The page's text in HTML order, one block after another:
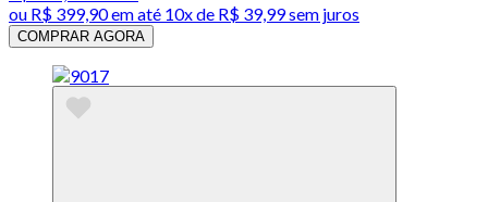
ou R$ 399,90em até 10x de R$ 39,99 sem juros
COMPRAR AGORA